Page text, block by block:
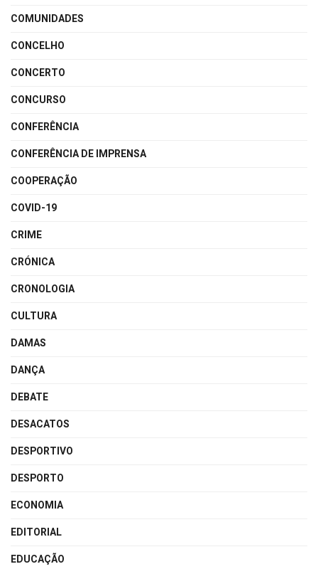
COMUNIDADES
CONCELHO
CONCERTO
CONCURSO
CONFERÊNCIA
CONFERÊNCIA DE IMPRENSA
COOPERAÇÃO
COVID-19
CRIME
CRÓNICA
CRONOLOGIA
CULTURA
DAMAS
DANÇA
DEBATE
DESACATOS
DESPORTIVO
DESPORTO
ECONOMIA
EDITORIAL
EDUCAÇÃO